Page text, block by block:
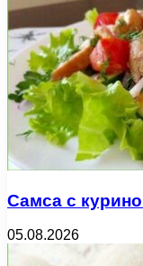
Самса с
05.08.2026